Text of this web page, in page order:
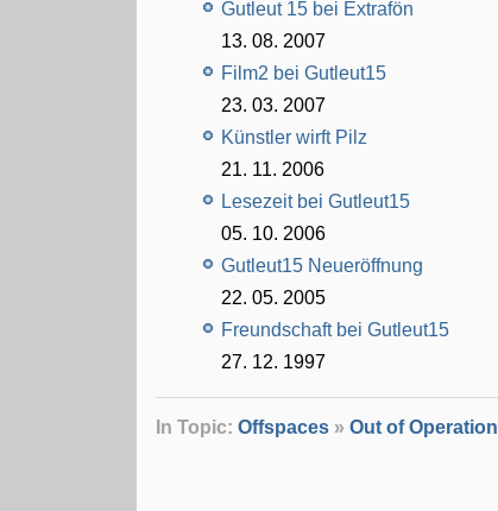
Gutleut 15 bei Extrafön
13. 08. 2007
Film2 bei Gutleut15
23. 03. 2007
Künstler wirft Pilz
21. 11. 2006
Lesezeit bei Gutleut15
05. 10. 2006
Gutleut15 Neueröffnung
22. 05. 2005
Freundschaft bei Gutleut15
27. 12. 1997
In Topic:Offspaces »Out of Operation